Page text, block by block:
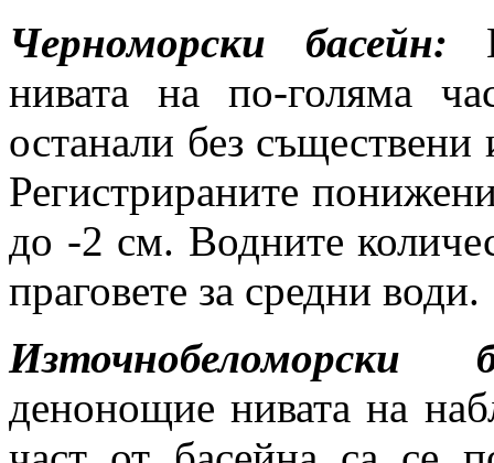
Черноморски басейн:
нивата на по-голяма
останали без
Регистрираните
до -2 см. Водните
праговете за средни води.
Източнобеломорски
денонощие нивата на